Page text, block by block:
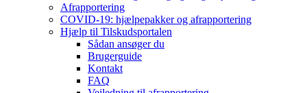
Afrapportering
COVID-19: hjælpepakker og afrapportering
Hjælp til Tilskudsportalen
Sådan ansøger du
Brugerguide
Kontakt
FAQ